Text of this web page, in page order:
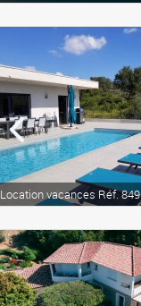
Location vacances Réf. 849